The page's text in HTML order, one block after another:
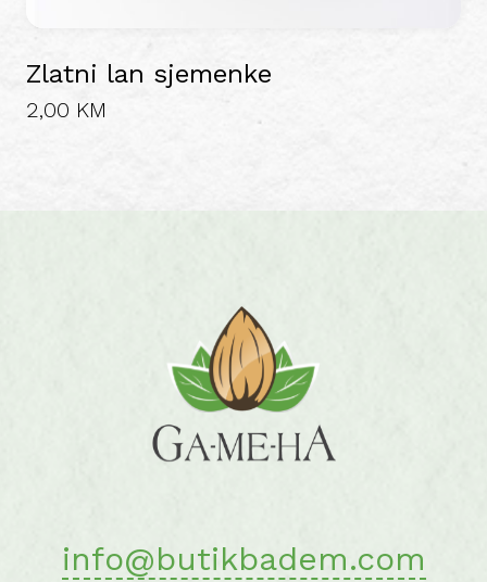
Zlatni lan sjemenke
2,00 KM
info@butikbadem.com